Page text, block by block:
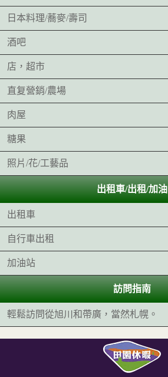
日本料理/蕎麥/壽司
酒吧
店，超市
直复營銷/農場
肉屋
糖果
照片/花/工藝品
出租車/出租/加油
出租車
自行車出租
加油站
訪問指南
輕鬆訪問從旭川和帶廣，當然札幌。